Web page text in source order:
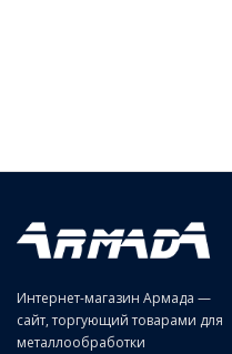
Интернет-магазин Армада —
сайт, торгующий товарами для
металлообработки